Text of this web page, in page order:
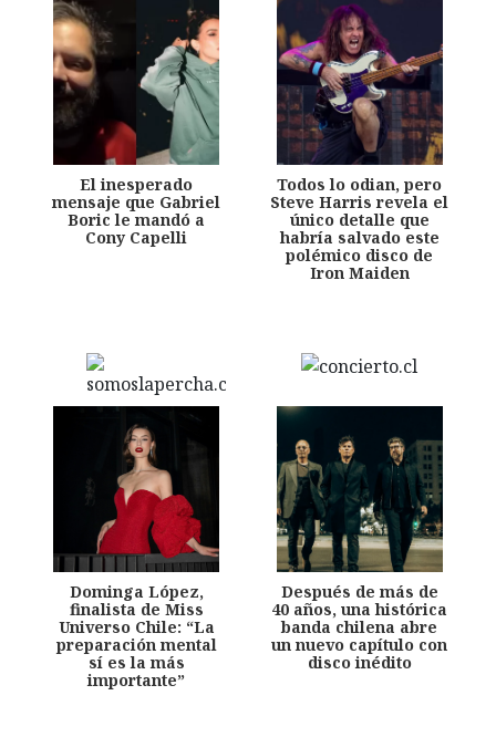
El inesperado
mensaje que Gabriel
Boric le mandó a
Cony Capelli
Todos lo odian, pero
Steve Harris revela el
único detalle que
habría salvado este
polémico disco de
Iron Maiden
Dominga López,
finalista de Miss
Universo Chile: “La
preparación mental
sí es la más
importante”
Después de más de
40 años, una histórica
banda chilena abre
un nuevo capítulo con
disco inédito